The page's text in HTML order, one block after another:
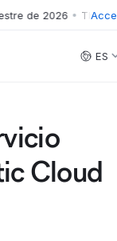
2026 • The
ES
Cloud